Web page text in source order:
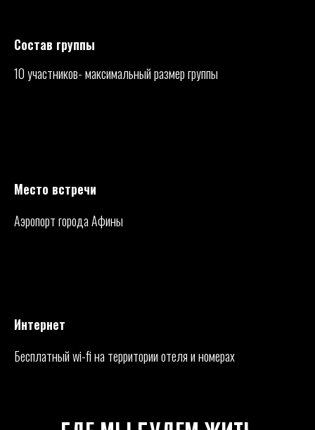
Состав группы
10 участников- максимальный размер группы
Место встречи
Аэропорт города Афины
Интернет
Бесплатный wi-fi на территории отеля и номерах